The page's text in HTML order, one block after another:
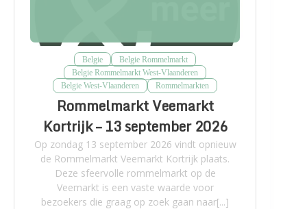
Belgie
Belgie Rommelmarkt
Belgie Rommelmarkt West-Vlaanderen
Belgie West-Vlaanderen
Rommelmarkten
Rommelmarkt Veemarkt
Kortrijk – 13 september 2026
Op zondag 13 september 2026 vindt opnieuw
de Rommelmarkt Veemarkt Kortrijk plaats.
Deze sfeervolle rommelmarkt op de
Veemarkt is een vaste waarde voor
bezoekers die graag op zoek gaan naar[...]